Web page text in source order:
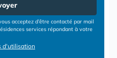
acceptez d’être contacté par mail
services répondant à votre
d'utilisation